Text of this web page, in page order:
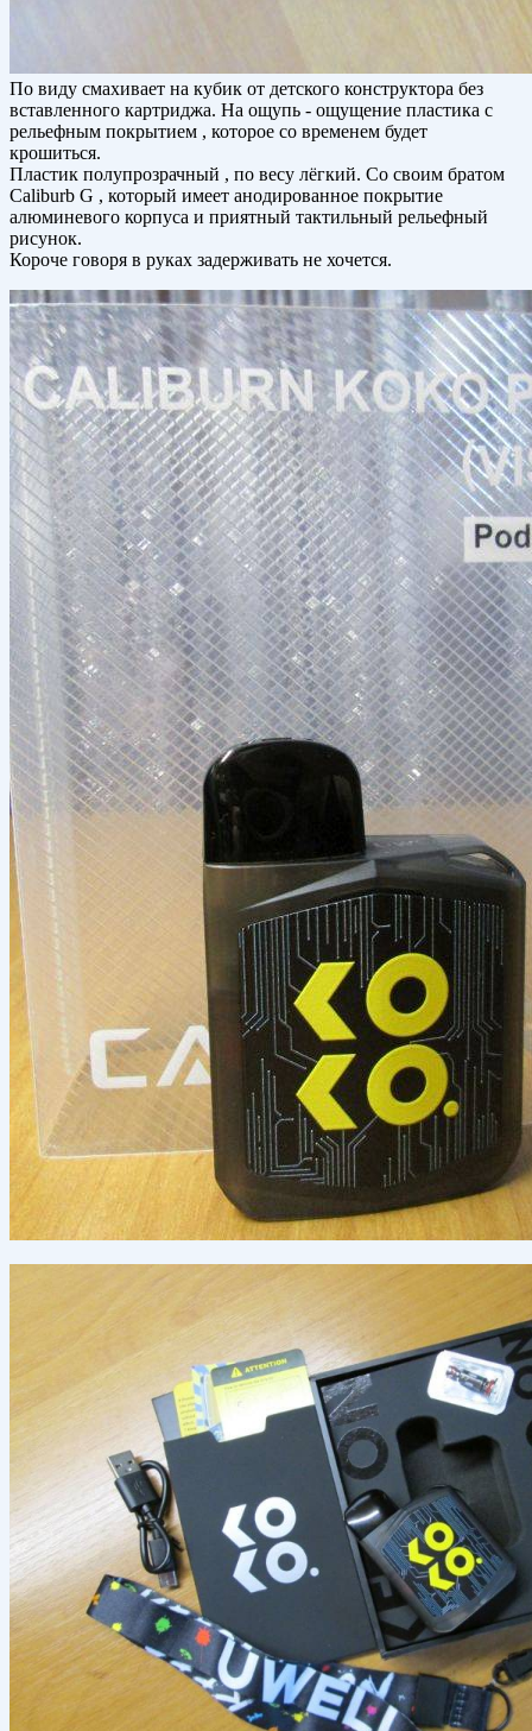
По виду смахивает на кубик от детского конструктора без
вставленного картриджа. На ощупь - ощущение пластика с
рельефным покрытием , которое со временем будет
крошиться.
Пластик полупрозрачный , по весу лёгкий. Со своим братом
Caliburb G , который имеет анодированное покрытие
алюминевого корпуса и приятный тактильный рельефный
рисунок.
Короче говоря в руках задерживать не хочется.